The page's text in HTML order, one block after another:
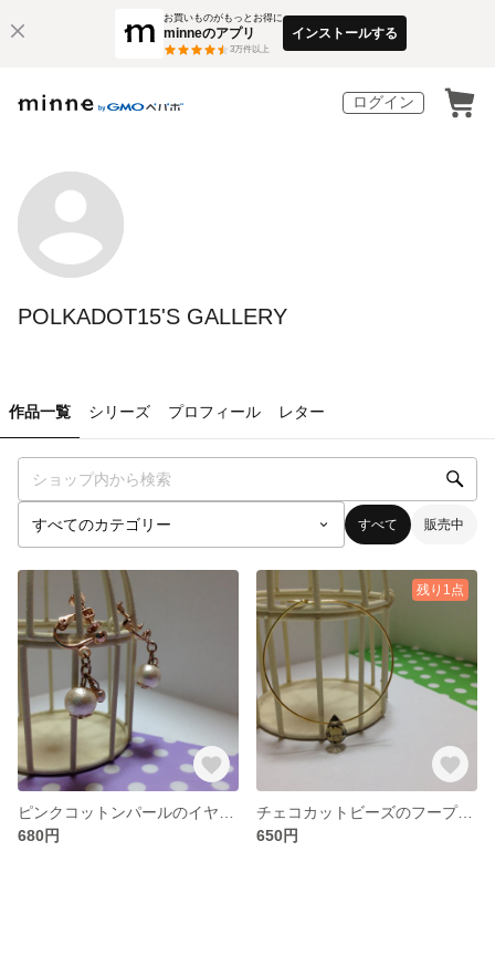
お買いものがもっとお得に
minneのアプリ
3万件以上
インストールする
ログイン
POLKADOT15'S GALLERY
作品一覧 シリーズ プロフィール レター
すべて 販売中
680円
残り1点
チェコカットビーズのフープピアス ブラック
650円